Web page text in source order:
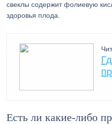
свеклы содержит фолиевую
здоровья плода.
Есть ли какие-либо